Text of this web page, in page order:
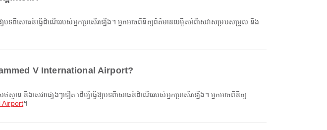
V International Airport?
Airport។